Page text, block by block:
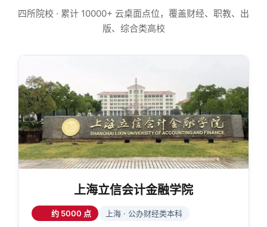
四所院校 · 累计 10000+ 云桌面点位，覆盖财经、职教、出
版、综合类高校
上海立信会计金融学院
约 5000 点 上海 · 公办财经类本科